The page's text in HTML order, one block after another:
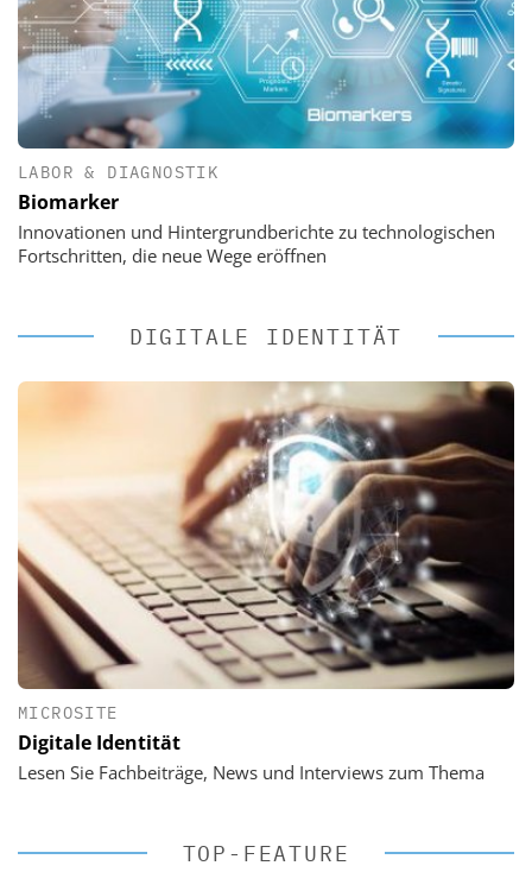
LABOR & DIAGNOSTIK
Biomarker
Innovationen und Hintergrundberichte zu technologischen
Fortschritten, die neue Wege eröffnen
DIGITALE IDENTITÄT
MICROSITE
Digitale Identität
Lesen Sie Fachbeiträge, News und Interviews zum Thema
TOP-FEATURE